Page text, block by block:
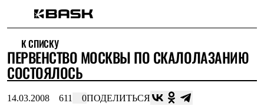
Интернет-магазин
Мужская одежда
Утепленная пухом
Куртки
Жилеты
К СПИСКУ
ПЕРВЕНСТВО МОСКВЫ ПО СКАЛОЛАЗАНИЮ
СОСТОЯЛОСЬ
14.03.2008 611 0ПОДЕЛИТЬСЯ